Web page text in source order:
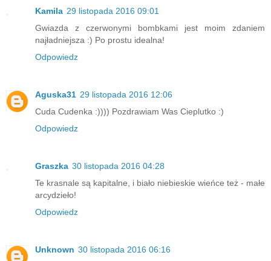
Kamila 29 listopada 2016 09:01
Gwiazda z czerwonymi bombkami jest moim zdaniem
najładniejsza :) Po prostu idealna!
Odpowiedz
Aguska31 29 listopada 2016 12:06
Cuda Cudenka :)))) Pozdrawiam Was Cieplutko :)
Odpowiedz
Graszka 30 listopada 2016 04:28
Te krasnale są kapitalne, i biało niebieskie wieńce też - małe
arcydzieło!
Odpowiedz
Unknown 30 listopada 2016 06:16